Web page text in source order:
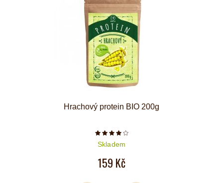
Hrachový protein BIO 200g
Počet hvězdiček je 4 z 5
Skladem
159 Kč